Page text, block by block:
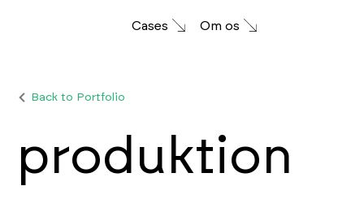
Cases Om os
Back to Portfolio
produktion